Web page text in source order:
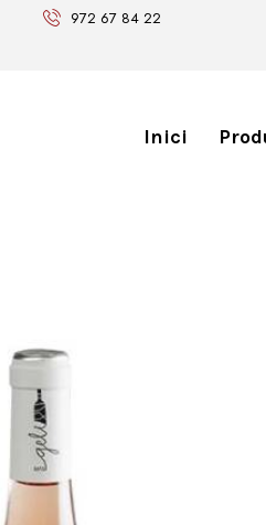
972 67 84 22
Inici